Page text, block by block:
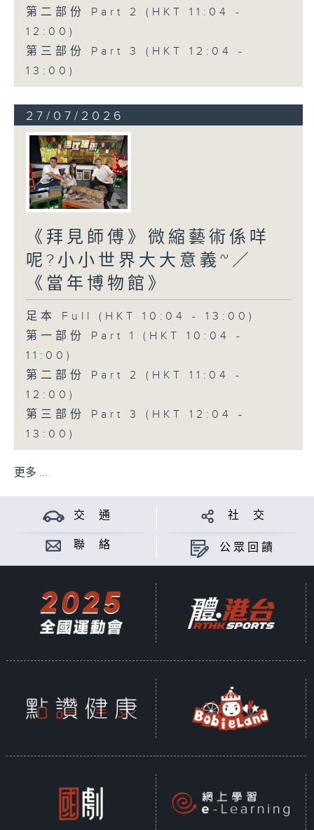
第二部份 Part 2 (HKT 11:04 -
12:00)
第三部份 Part 3 (HKT 12:04 -
13:00)
27/07/2026
《拜見師傅》微縮藝術係咩
呢?小小世界大大意義~／
《當年博物館》
足本 Full (HKT 10:04 - 13:00)
第一部份 Part 1 (HKT 10:04 -
11:00)
第二部份 Part 2 (HKT 11:04 -
12:00)
第三部份 Part 3 (HKT 12:04 -
13:00)
更多 ...
交 通 社 交
聯 絡 公眾回饋